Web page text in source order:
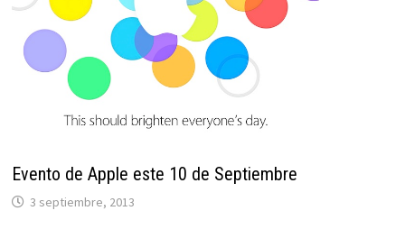
Evento de Apple este 10 de Septiembre
3 septiembre, 2013